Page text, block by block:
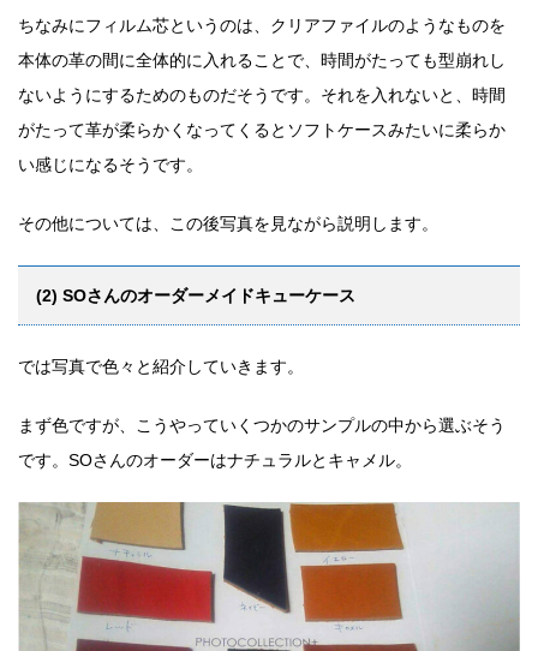
ちなみにフィルム芯というのは、クリアファイルのようなものを
本体の革の間に全体的に入れることで、時間がたっても型崩れし
ないようにするためのものだそうです。それを入れないと、時間
がたって革が柔らかくなってくるとソフトケースみたいに柔らか
い感じになるそうです。
その他については、この後写真を見ながら説明します。
(2) SOさんのオーダーメイドキューケース
では写真で色々と紹介していきます。
まず色ですが、こうやっていくつかのサンプルの中から選ぶそう
です。SOさんのオーダーはナチュラルとキャメル。